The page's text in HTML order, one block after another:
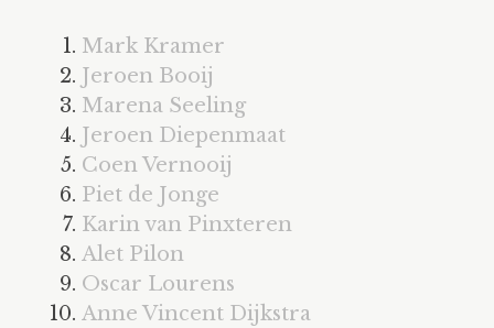
bookshelves: A t/m L
bookshelves: M t/m Z
bookshelves: 1 t/m …
holes/perforations
bookshelves
Mark Kramer
Jeroen Booij
Marena Seeling
Jeroen Diepenmaat
Coen Vernooij
Piet de Jonge
Karin van Pinxteren
Alet Pilon
Oscar Lourens
Anne Vincent Dijkstra